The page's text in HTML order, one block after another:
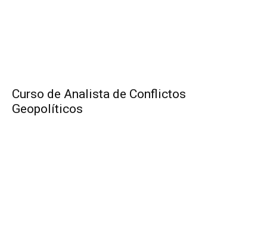
Curso de Analista de Conflictos
Geopolíticos